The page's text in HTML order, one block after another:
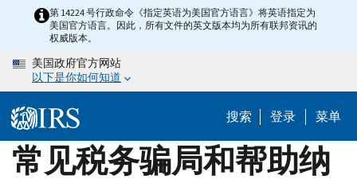
content
第 14224 号行政命令《指定英语为美国官方语言》将英语指定为
美国官方语言。因此，所有文件的英文版本均为所有联邦资讯的
权威版本。
美国政府官方网站
以下是你如何知道
搜索 登录 菜单
常见税务骗局和帮助纳